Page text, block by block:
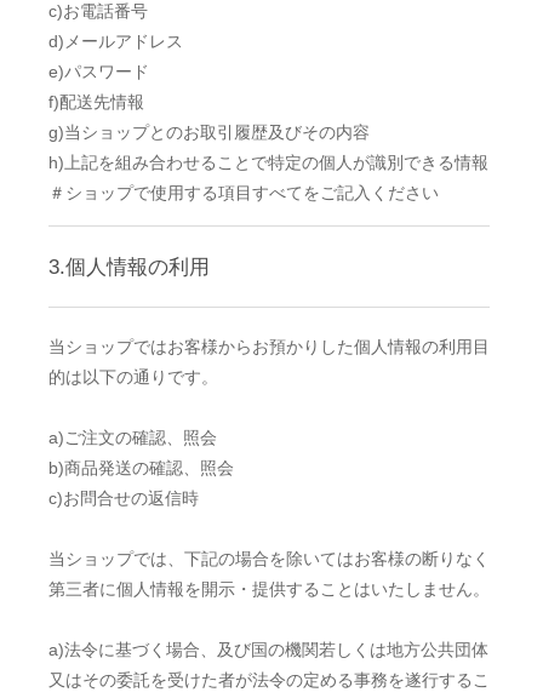
c)お電話番号
d)メールアドレス
e)パスワード
f)配送先情報
g)当ショップとのお取引履歴及びその内容
h)上記を組み合わせることで特定の個人が識別できる情報
＃ショップで使用する項目すべてをご記入ください
3.個人情報の利用
当ショップではお客様からお預かりした個人情報の利用目
的は以下の通りです。
a)ご注文の確認、照会
b)商品発送の確認、照会
c)お問合せの返信時
当ショップでは、下記の場合を除いてはお客様の断りなく
第三者に個人情報を開示・提供することはいたしません。
a)法令に基づく場合、及び国の機関若しくは地方公共団体
又はその委託を受けた者が法令の定める事務を遂行するこ